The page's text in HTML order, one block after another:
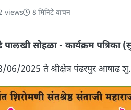
views 8 मिनिटे वाचन
पालखी सोहळा - कार्यक्रम पत्रिका
06/2025 ते श्रीक्षेत्र पंढरपुर